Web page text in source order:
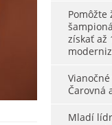
Pomôžte
získať až
Čarovná
Mladí